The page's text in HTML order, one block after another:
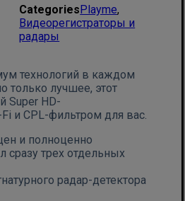
CategoriesPlayme,
Видеорегистраторы и
радары
технологий в каждом
только лучшее, этот
Super HD-
и CPL-фильтром для вас.
и полноценно
сразу трех отдельных
радар-детектора